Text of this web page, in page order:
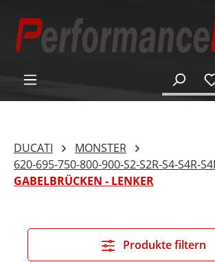
springen
DUCATI
MONSTER
620-695-750-800-900-S2-S2R-S4-S4R-
GABELBRÜCKEN - LENKER
Produkte filtern